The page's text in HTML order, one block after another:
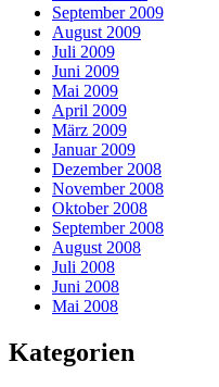
September 2009
August 2009
Juli 2009
Juni 2009
Mai 2009
April 2009
März 2009
Januar 2009
Dezember 2008
November 2008
Oktober 2008
September 2008
August 2008
Juli 2008
Juni 2008
Mai 2008
Kategorien